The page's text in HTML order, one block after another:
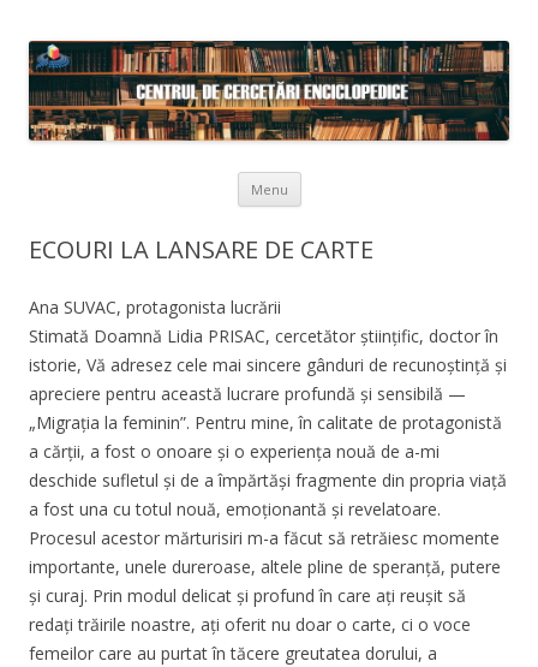
Menu Skip to content
ECOURI LA LANSARE DE CARTE
Ana SUVAC, protagonista lucrării
Stimată Doamnă Lidia PRISAC, cercetător științific, doctor în
istorie, Vă adresez cele mai sincere gânduri de recunoștință și
apreciere pentru această lucrare profundă și sensibilă —
„Migrația la feminin”. Pentru mine, în calitate de protagonistă
a cărții, a fost o onoare și o experiența nouă de a-mi
deschide sufletul și de a împărtăși fragmente din propria viață
a fost una cu totul nouă, emoționantă și revelatoare.
Procesul acestor mărturisiri m-a făcut să retrăiesc momente
importante, unele dureroase, altele pline de speranță, putere
și curaj. Prin modul delicat și profund în care ați reușit să
redați trăirile noastre, ați oferit nu doar o carte, ci o voce
femeilor care au purtat în tăcere greutatea dorului, a